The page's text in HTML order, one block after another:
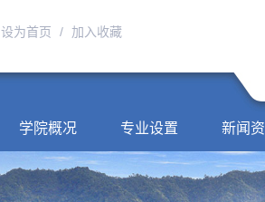
设为首页 / 加入收藏
学院概况 专业设置 新闻